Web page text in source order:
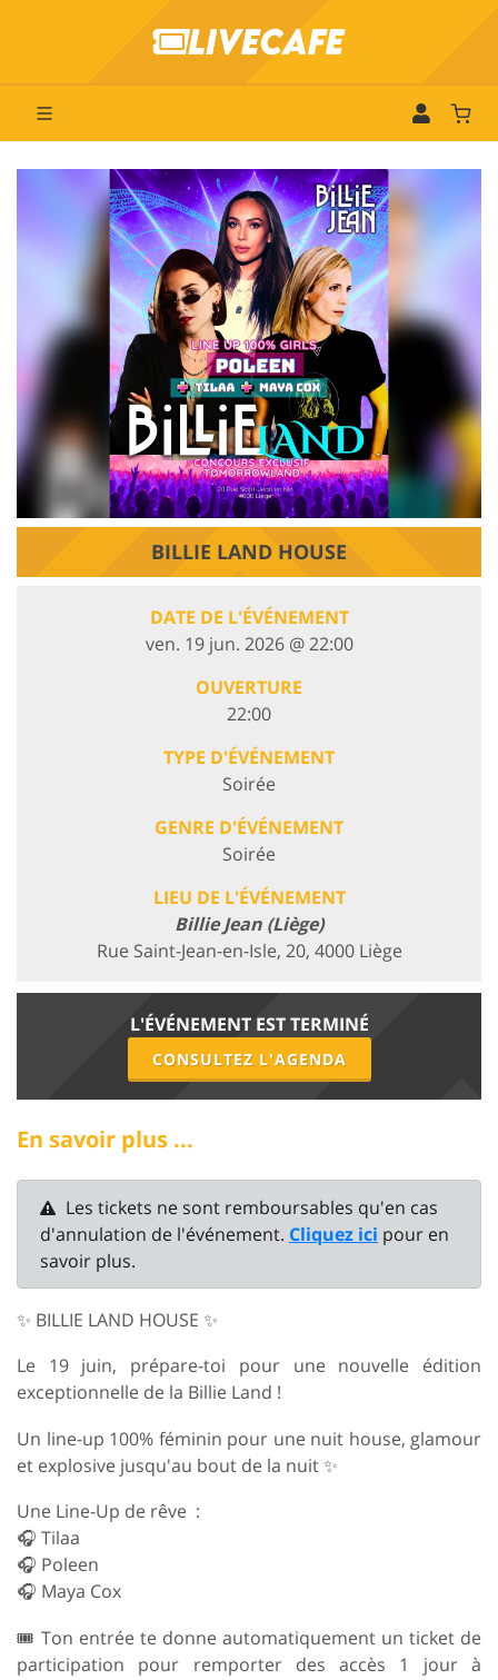
BILLIE LAND HOUSE
DATE DE L'ÉVÉNEMENT
ven. 19 jun. 2026 @ 22:00
OUVERTURE
22:00
TYPE D'ÉVÉNEMENT
Soirée
GENRE D'ÉVÉNEMENT
Soirée
LIEU DE L'ÉVÉNEMENT
Billie Jean (Liège)
Rue Saint-Jean-en-Isle, 20, 4000 Liège
L'ÉVÉNEMENT EST TERMINÉ
CONSULTEZ L'AGENDA
En savoir plus ...
Les tickets ne sont remboursables qu'en cas
d'annulation de l'événement. Cliquez ici pour en
savoir plus.
✨ BILLIE LAND HOUSE ✨
Le 19 juin, prépare-toi pour une nouvelle édition
exceptionnelle de la Billie Land !
Un line-up 100% féminin pour une nuit house, glamour
et explosive jusqu'au bout de la nuit ✨
Une Line-Up de rêve :
🎧 Tilaa
🎧 Poleen
🎧 Maya Cox
🎟 Ton entrée te donne automatiquement un ticket de
participation pour remporter des accès 1 jour à